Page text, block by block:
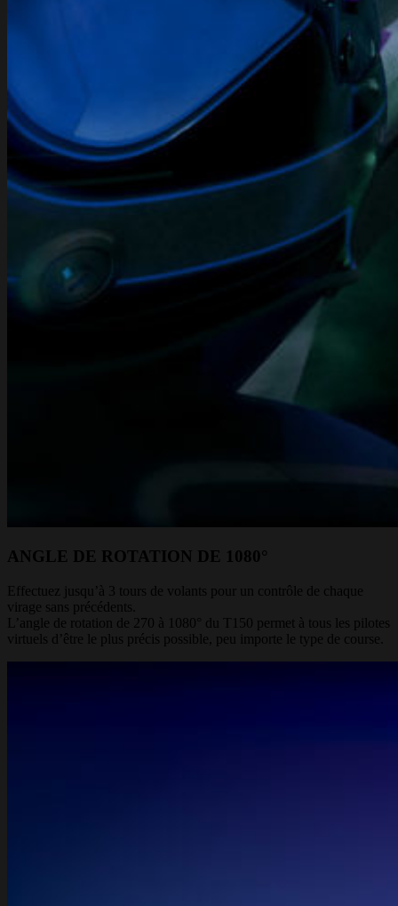
ANGLE DE ROTATION DE 1080°
Effectuez jusqu’à 3 tours de volants pour un contrôle de chaque
virage sans précédents.
L’angle de rotation de 270 à 1080° du T150 permet à tous les pilotes
virtuels d’être le plus précis possible, peu importe le type de course.